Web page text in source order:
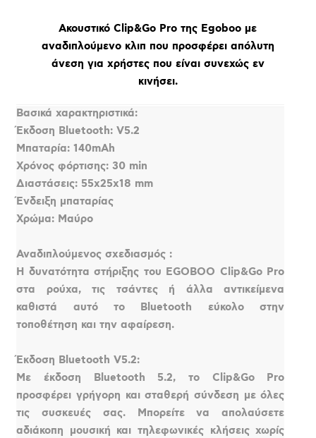
Ακουστικό Clip&Go Pro της Egoboo με
αναδιπλούμενο κλιπ που προσφέρει απόλυτη
άνεση για χρήστες που είναι συνεχώς εν
κινήσει.
Βασικά χαρακτηριστικά:
Έκδοση Bluetooth: V5.2
Μπαταρία: 140mAh
Χρόνος φόρτισης: 30 min
Διαστάσεις: 55x25x18 mm
Ένδειξη μπαταρίας
Χρώμα: Μαύρο
Αναδιπλούμενος σχεδιασμός :
Η δυνατότητα στήριξης του EGOBOO Clip&Go Pro
στα ρούχα, τις τσάντες ή άλλα αντικείμενα
καθιστά αυτό το Bluetooth εύκολο στην
τοποθέτηση και την αφαίρεση.
Έκδοση Bluetooth V5.2:
Με έκδοση Bluetooth 5.2, το Clip&Go Pro
προσφέρει γρήγορη και σταθερή σύνδεση με όλες
τις συσκευές σας. Μπορείτε να απολαύσετε
αδιάκοπη μουσική και τηλεφωνικές κλήσεις χωρίς